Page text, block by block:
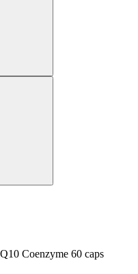
Coenzyme 60 caps